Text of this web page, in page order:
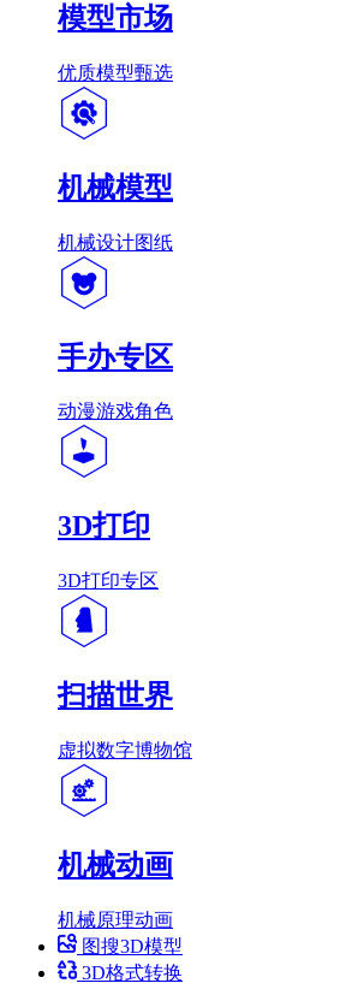
模型市场
优质模型甄选
机械模型
机械设计图纸
手办专区
动漫游戏角色
3D打印
3D打印专区
扫描世界
虚拟数字博物馆
机械动画
机械原理动画
图搜3D模型
3D格式转换